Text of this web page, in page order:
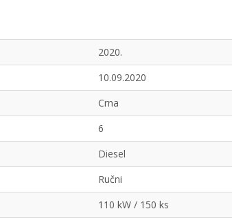
2020.
10.09.2020
Crna
6
Diesel
Ručni
110 kW / 150 ks